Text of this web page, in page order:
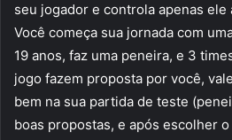
seu jogador e controla apenas ele
Você começa sua jornada com
19 anos, faz uma peneira, e 3
jogo fazem proposta por você,
bem na sua partida de teste
boas propostas, e após escolher